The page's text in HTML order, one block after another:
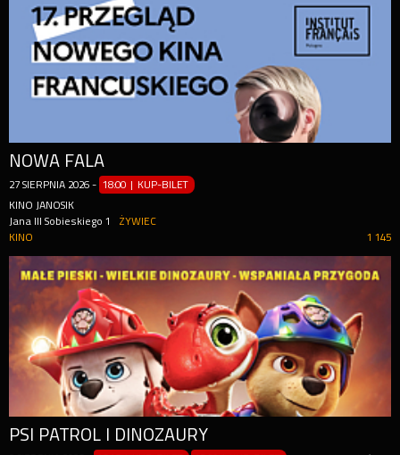
NOWA FALA
27 SIERPNIA 2026 - 18:00 | KUP-BILET
KINO JANOSIK
Jana III Sobieskiego 1
ŻYWIEC
1 145
KINO
PSI PATROL I DINOZAURY